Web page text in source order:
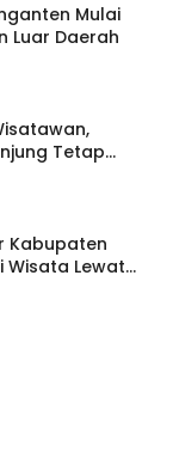
Mulai
Luar Daerah
Tetap
Kabupaten
Wisata Lewat